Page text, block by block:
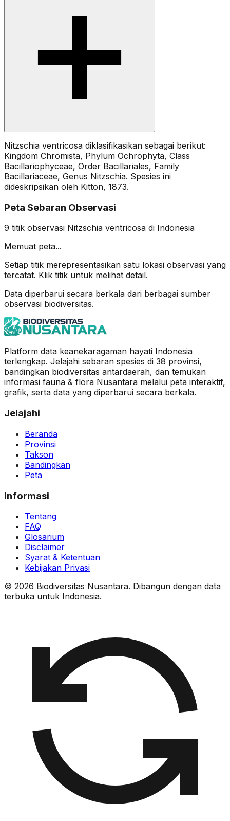
Nitzschia ventricosa diklasifikasikan sebagai berikut:
Kingdom Chromista, Phylum Ochrophyta, Class
Bacillariophyceae, Order Bacillariales, Family
Bacillariaceae, Genus Nitzschia. Spesies ini
dideskripsikan oleh Kitton, 1873.
Peta Sebaran Observasi
9 titik observasi Nitzschia ventricosa di Indonesia
Memuat peta...
Setiap titik merepresentasikan satu lokasi observasi yang
tercatat. Klik titik untuk melihat detail.
Data diperbarui secara berkala dari berbagai sumber
observasi biodiversitas.
Platform data keanekaragaman hayati Indonesia
terlengkap. Jelajahi sebaran spesies di 38 provinsi,
bandingkan biodiversitas antardaerah, dan temukan
informasi fauna & flora Nusantara melalui peta interaktif,
grafik, serta data yang diperbarui secara berkala.
Jelajahi
Beranda
Provinsi
Takson
Bandingkan
Peta
Informasi
Tentang
FAQ
Glosarium
Disclaimer
Syarat & Ketentuan
Kebijakan Privasi
© 2026 Biodiversitas Nusantara. Dibangun dengan data
terbuka untuk Indonesia.